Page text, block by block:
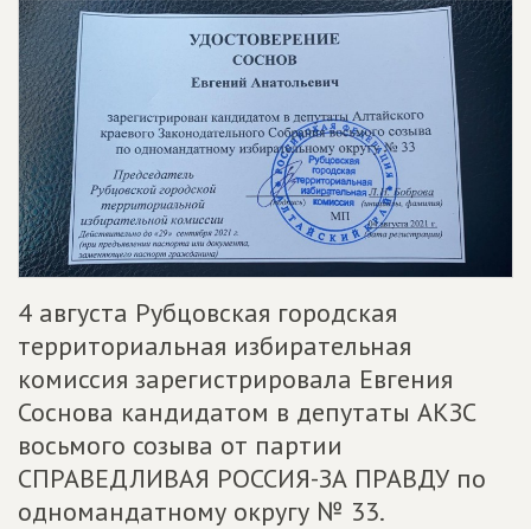
4 августа Рубцовская городская
территориальная избирательная
комиссия зарегистрировала Евгения
Соснова кандидатом в депутаты АКЗС
восьмого созыва от партии
СПРАВЕДЛИВАЯ РОССИЯ-ЗА ПРАВДУ по
одномандатному округу № 33.